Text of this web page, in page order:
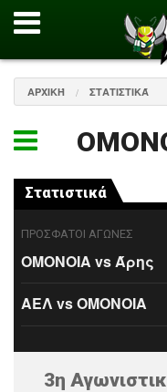
ΑΡΧΙΚΉ ΣΤΑΤΙΣΤΙΚΆ
Στατιστικά
ΠΡΟΣΦΑΤΟΙ ΑΓΩΝΕΣ
ΟΜΟΝΟΙΑ vs Άρης
ΑΕΛ vs ΟΜΟΝΟΙΑ
3η